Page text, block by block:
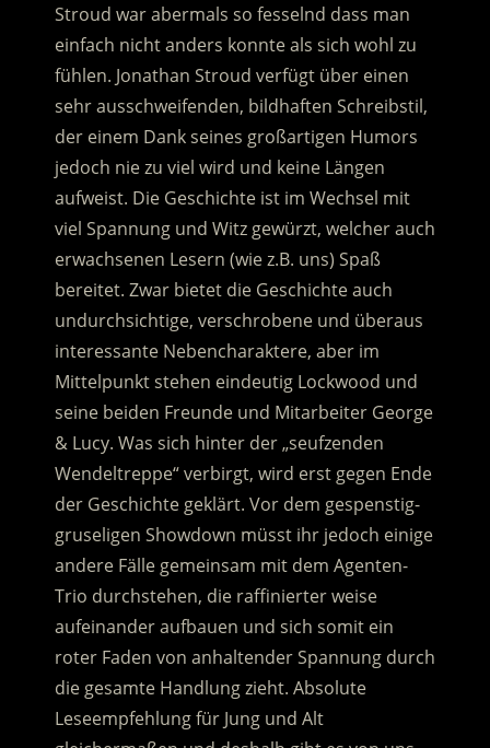
Stroud war abermals so fesselnd dass man
einfach nicht anders konnte als sich wohl zu
fühlen. Jonathan Stroud verfügt über einen
sehr ausschweifenden, bildhaften Schreibstil,
der einem Dank seines großartigen Humors
jedoch nie zu viel wird und keine Längen
aufweist. Die Geschichte ist im Wechsel mit
viel Spannung und Witz gewürzt, welcher auch
erwachsenen Lesern (wie z.B. uns) Spaß
bereitet. Zwar bietet die Geschichte auch
undurchsichtige, verschrobene und überaus
interessante Nebencharaktere, aber im
Mittelpunkt stehen eindeutig Lockwood und
seine beiden Freunde und Mitarbeiter George
& Lucy. Was sich hinter der „seufzenden
Wendeltreppe“ verbirgt, wird erst gegen Ende
der Geschichte geklärt. Vor dem gespenstig-
gruseligen Showdown müsst ihr jedoch einige
andere Fälle gemeinsam mit dem Agenten-
Trio durchstehen, die raffinierter weise
aufeinander aufbauen und sich somit ein
roter Faden von anhaltender Spannung durch
die gesamte Handlung zieht. Absolute
Leseempfehlung für Jung und Alt